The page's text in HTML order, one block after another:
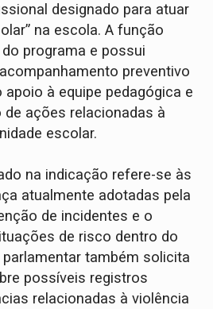
designado para atuar
na escola. A função
programa e possui
preventivo
à equipe pedagógica e
ações relacionadas à
escolar.
na indicação refere-se às
atualmente adotadas pela
de incidentes e o
de risco dentro do
também solicita
possíveis registros
relacionadas à violência